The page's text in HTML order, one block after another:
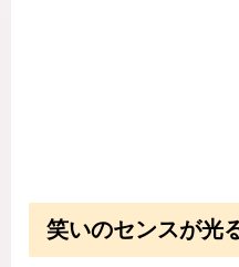
笑いのセンスが光